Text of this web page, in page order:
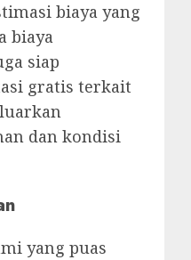
biaya yang
biaya
siap
gratis terkait
dan kondisi
yang puas